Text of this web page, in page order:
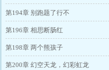
第194章 别跑题了行不
第196章 相思断肠红
第198章 两个熊孩子
第200章 幻空天龙，幻彩虹龙